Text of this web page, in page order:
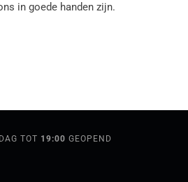
in goede handen zijn.
TOT 19:00GEOPEND